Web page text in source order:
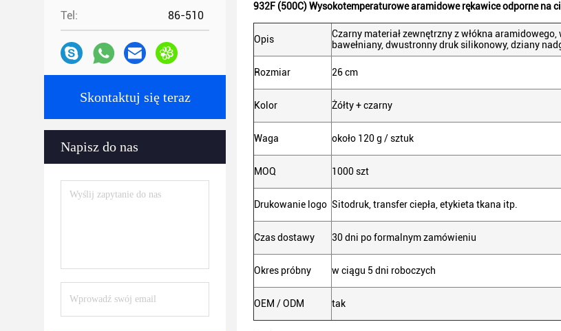
Tel: 86-510
Skontaktuj się teraz
Napisz do nas
932F (500C) Wysokotemperaturowe aramidowe rękawice odporne na
Opis
Czarny materiał zewnętrzny z włókna
bawełniany, dwustronny druk silikonowy, dziany
Rozmiar 26 cm
Kolor Żółty + czarny
Waga około 120 g / sztuk
MOQ 1000 szt
Drukowanie logo Sitodruk, transfer ciepła, etykieta tkana itp.
Czas dostawy 30 dni po formalnym zamówieniu
Okres próbny w ciągu 5 dni roboczych
OEM / ODM tak